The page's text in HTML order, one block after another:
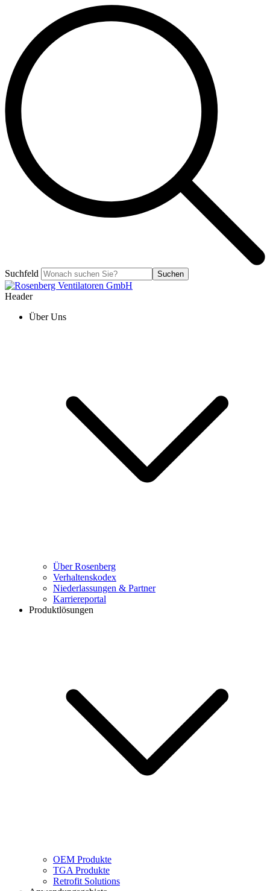
Suchfeld Suchen
Header
Über Uns
Über Rosenberg
Verhaltenskodex
Niederlassungen & Partner
Karriereportal
Produktlösungen
OEM Produkte
TGA Produkte
Retrofit Solutions